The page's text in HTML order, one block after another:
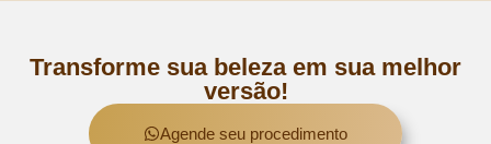
Transforme sua beleza em sua melhor
versão!
Agende seu procedimento